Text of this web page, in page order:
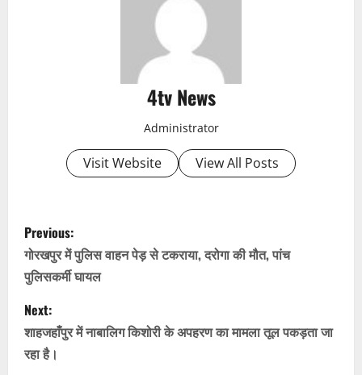
4tv News
Administrator
Visit Website View All Posts
P
o
s
t
n
Previous:
गोरखपुर में पुलिस वाहन पेड़ से टकराया, दरोगा की मौत, पांच
पुलिसकर्मी घायल
Next:
शाहजहाँपुर में नाबालिग किशोरी के अपहरण का मामला तूल पकड़ता जा
रहा है।